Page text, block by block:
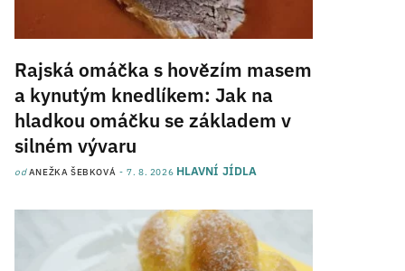
Rajská omáčka s hovězím masem
a kynutým knedlíkem: Jak na
hladkou omáčku se základem v
silném vývaru
odANEŽKA ŠEBKOVÁ 7. 8. 2026 HLAVNÍ JÍDLA